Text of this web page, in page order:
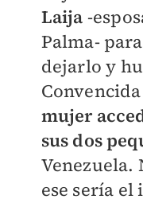
Laija -
Palma-
dejarlo y
mujer
sus dos
Venezuela.
ese sería